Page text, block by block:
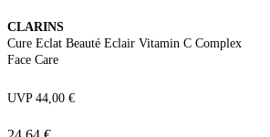
CLARINS
Cure Eclat Beauté Eclair Vitamin C Complex
Face Care
UVP 44,00 €